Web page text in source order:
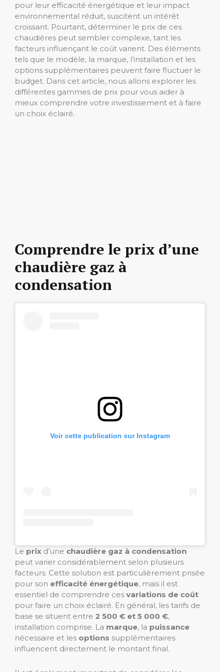
pour leur efficacité énergétique et leur impact
environnemental réduit, suscitent un intérêt
croissant. Pourtant, déterminer le prix de ces
chaudières peut sembler complexe, tant les
facteurs influençant le coût varient. Des éléments
tels que le modèle, la marque, l’installation et les
options supplémentaires peuvent faire fluctuer le
budget. Dans cet article, nous allons explorer les
différentes gammes de prix pour vous aider à
mieux comprendre votre investissement et à faire
un choix éclairé.
Comprendre le prix d’une
chaudière gaz à
condensation
Voir cette publication sur Instagram
Le prix d’une chaudière gaz à condensation
peut varier considérablement selon plusieurs
facteurs. Cette solution est particulièrement prisée
pour son efficacité énergétique, mais il est
essentiel de comprendre ces variations de coût
pour faire un choix éclairé. En général, les tarifs de
base se situent entre 2 500 € et 5 000 €,
installation comprise. La marque, la puissance
nécessaire et les options supplémentaires
influencent directement le montant final.